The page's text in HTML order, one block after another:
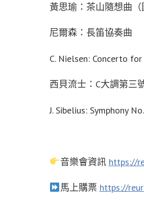
黃思瑜：茶山隨想曲
尼爾森：長笛協奏曲
C. Nielsen: Concerto
西貝流士：C大調第三
J. Sibelius: Symphony
音樂會資訊 https://
馬上購票 https://